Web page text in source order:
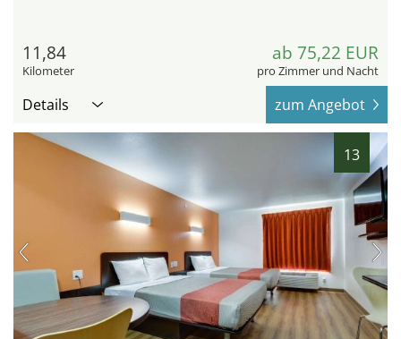
11,84
Kilometer
ab 75,22 EUR
pro Zimmer und Nacht
Details zum Angebot
13